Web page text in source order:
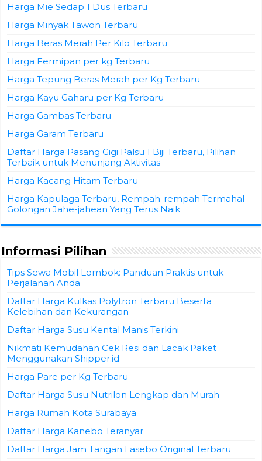
Harga Mie Sedap 1 Dus Terbaru
Harga Minyak Tawon Terbaru
Harga Beras Merah Per Kilo Terbaru
Harga Fermipan per kg Terbaru
Harga Tepung Beras Merah per Kg Terbaru
Harga Kayu Gaharu per Kg Terbaru
Harga Gambas Terbaru
Harga Garam Terbaru
Daftar Harga Pasang Gigi Palsu 1 Biji Terbaru, Pilihan
Terbaik untuk Menunjang Aktivitas
Harga Kacang Hitam Terbaru
Harga Kapulaga Terbaru, Rempah-rempah Termahal
Golongan Jahe-jahean Yang Terus Naik
Informasi Pilihan
Tips Sewa Mobil Lombok: Panduan Praktis untuk
Perjalanan Anda
Daftar Harga Kulkas Polytron Terbaru Beserta
Kelebihan dan Kekurangan
Daftar Harga Susu Kental Manis Terkini
Nikmati Kemudahan Cek Resi dan Lacak Paket
Menggunakan Shipper.id
Harga Pare per Kg Terbaru
Daftar Harga Susu Nutrilon Lengkap dan Murah
Harga Rumah Kota Surabaya
Daftar Harga Kanebo Teranyar
Daftar Harga Jam Tangan Lasebo Original Terbaru